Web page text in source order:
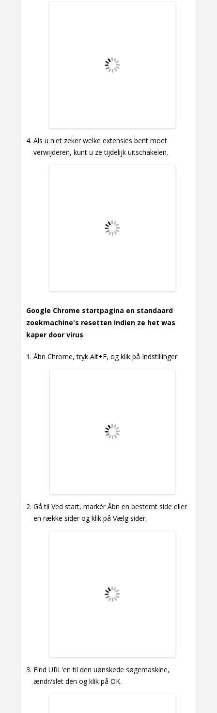
Als u niet zeker welke extensies bent moet
verwijderen, kunt u ze tijdelijk uitschakelen.
Google Chrome startpagina en standaard
zoekmachine's resetten indien ze het was
kaper door virus
Åbn Chrome, tryk Alt+F, og klik på Indstillinger.
Gå til Ved start, markér Åbn en bestemt side eller
en række sider og klik på Vælg sider.
Find URL'en til den uønskede søgemaskine,
ændr/slet den og klik på OK.